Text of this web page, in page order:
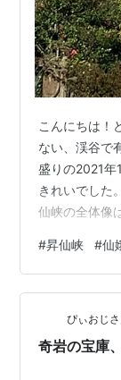
こんにちは！
ない、渓谷で
盛りの2021年
きれいでした
仙峡の全体像
の？ 5. 駐車
名な所だけで
名所 7.1 布袋
石門（いし
#昇仙峡 #仙
ぴぃおじ
奇岩の宝庫